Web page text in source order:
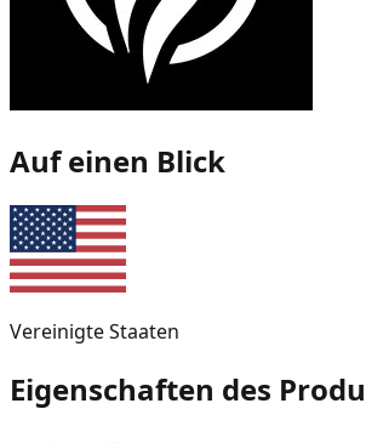
Auf einen Blick
Vereinigte Staaten
Eigenschaften des